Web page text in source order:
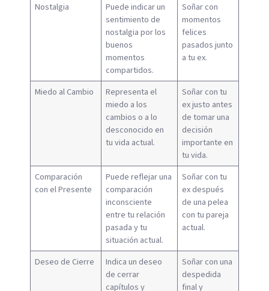
Nostalgia
Puede indicar un
sentimiento de
nostalgia por los
buenos
momentos
compartidos.
Soñar con
momentos
felices
pasados junto
a tu ex.
Miedo al Cambio
Representa el
miedo a los
cambios o a lo
desconocido en
tu vida actual.
Soñar con tu
ex justo antes
de tomar una
decisión
importante en
tu vida.
Comparación
con el Presente
Puede reflejar una
comparación
inconsciente
entre tu relación
pasada y tu
situación actual.
Soñar con tu
ex después
de una pelea
con tu pareja
actual.
Deseo de Cierre
Indica un deseo
de cerrar
capítulos y
Soñar con una
despedida
final y